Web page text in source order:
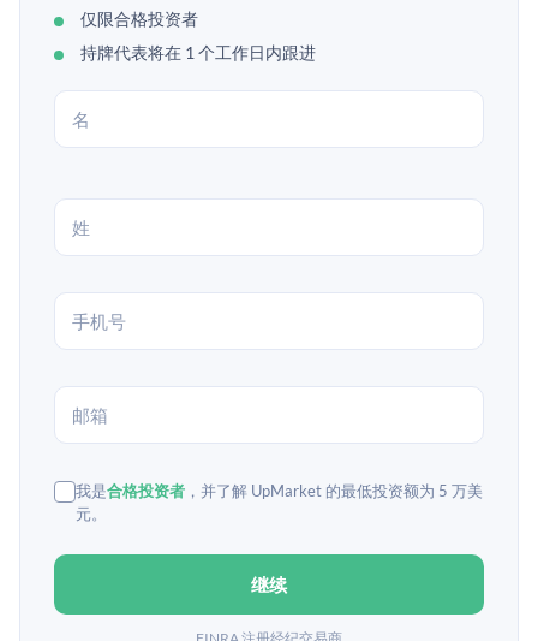
仅限合格投资者
持牌代表将在 1 个工作日内跟进
我是合格投资者 ，并了解 UpMarket 的最低投资额为 5 万美
元。
继续